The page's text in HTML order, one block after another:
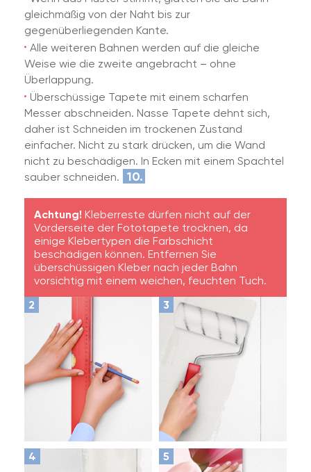
gleichmäßig von der Naht bis zur
gegenüberliegenden Kante.
Alle weiteren Bahnen werden auf die gleiche
Weise wie die zweite angebracht – ohne
Überlappung.
Überschüssige Tapete mit einem scharfen
Messer abschneiden. Nasse Tapete dehnt sich,
daher ist Schneiden im trockenen Zustand
einfacher. Nicht zu stark drücken, um die Wand
nicht zu beschädigen. In Ecken mit einem Spachtel
sauber schneiden.
10.
Achtung! Kleberreste dürfen nicht auf der
Vorderseite der Fototapete trocknen, da
einige Klebertypen die Farbschicht
beschädigen können. Entfernen Sie
überschüssigen Kleber nach jeder Bahn
vorsichtig mit einem weichen, feuchten Tuch.